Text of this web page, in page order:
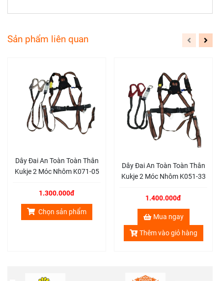
Kích thước vỏ hộp:
20.3cm x 20.3cm x 9.5cm (8in x
Tiêu chuẩn:OSHA 1910.66, ANSI Z35.14-1
Loại:Cuộn dây cáp hãm tự động đôi
Chiều dài:
1.8m
Công nghệ hấp thụ năng lượng: Sử dụng công nghệ
hấp thụ năng lượng đa lò xo trục, tối ưu hóa độ nhỏ
gọn.
Cốt thép nhôm, đảm bảo độ bền và khả
năng chịu lực cao.
Cấu tạo
Cấu tạo của Cuộn dây cáp hãm tự động đôi 1.8m MSA
63111-00AEU gồm:
: Cáp thép được làm từ vật liệu chất lượng
cao, có độ bền cao và khả năng chịu tải tốt. Cáp có
: Vỏ hộp được làm từ nhựa ABS chịu va đập tốt,
Sản phẩm liên quan
Dây Đai An Toàn Toàn Thân
Kukje 2 Móc Nhôm K071-05
1.300.000đ
Chọn sản phẩm
Dây Đai An Toàn Toàn Thân
Kukje 2 Móc Nhôm K051-33
1.400.000đ
Mua ngay
Thêm vào giỏ hàng